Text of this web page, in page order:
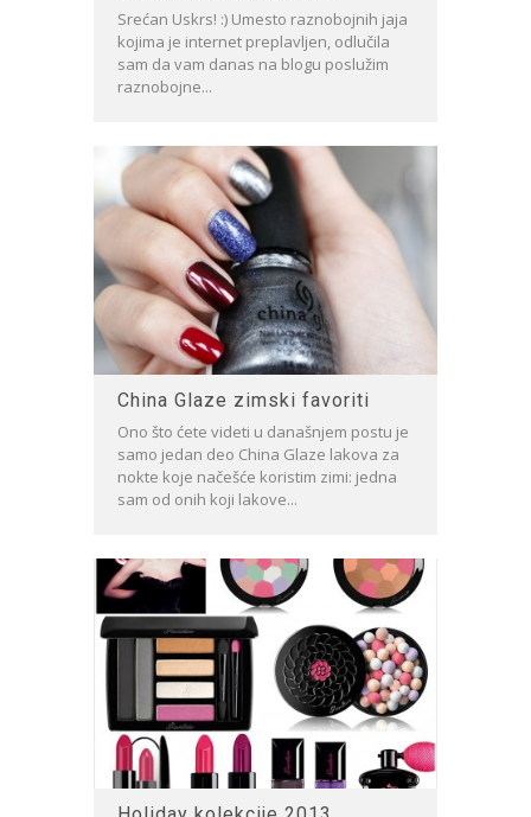
Srećan Uskrs! :) Umesto raznobojnih jaja
kojima je internet preplavljen, odlučila
sam da vam danas na blogu poslužim
raznobojne...
China Glaze zimski favoriti
Ono što ćete videti u današnjem postu je
samo jedan deo China Glaze lakova za
nokte koje načešće koristim zimi: jedna
sam od onih koji lakove...